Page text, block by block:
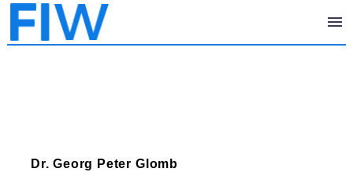
Dr. Georg Peter Glomb